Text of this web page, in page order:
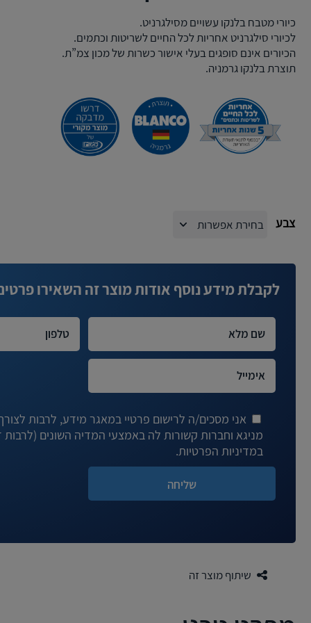
כיורי מטבח בלנקו עשויים מסילגרניט.
לכיורי סילגרניט אחריות לכל החיים לשריטות וכתמים.
הכיורים אינם סופגים בעלי אישור כשרות של מכון צמ”ת.
תוצרת בלנקו גרמניה.
צבע
לקבלת מידע נוסף אודות מוצר זה השאירו
אני מסכים/ה לרישום פרטיי במאגר מידע, לרבות לצורך
במדיניות הפרטיות.
שיתוף מוצר זה